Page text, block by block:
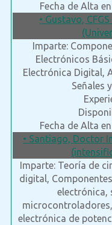
Fecha de Alta
• Gustavo,
Imparte:
Electrónicos
Electrónica Digital,
Señales
Fecha de Alta
• Santiago, Doctor
Imparte: Teoría de
digital,
electrónica,
electrónica de